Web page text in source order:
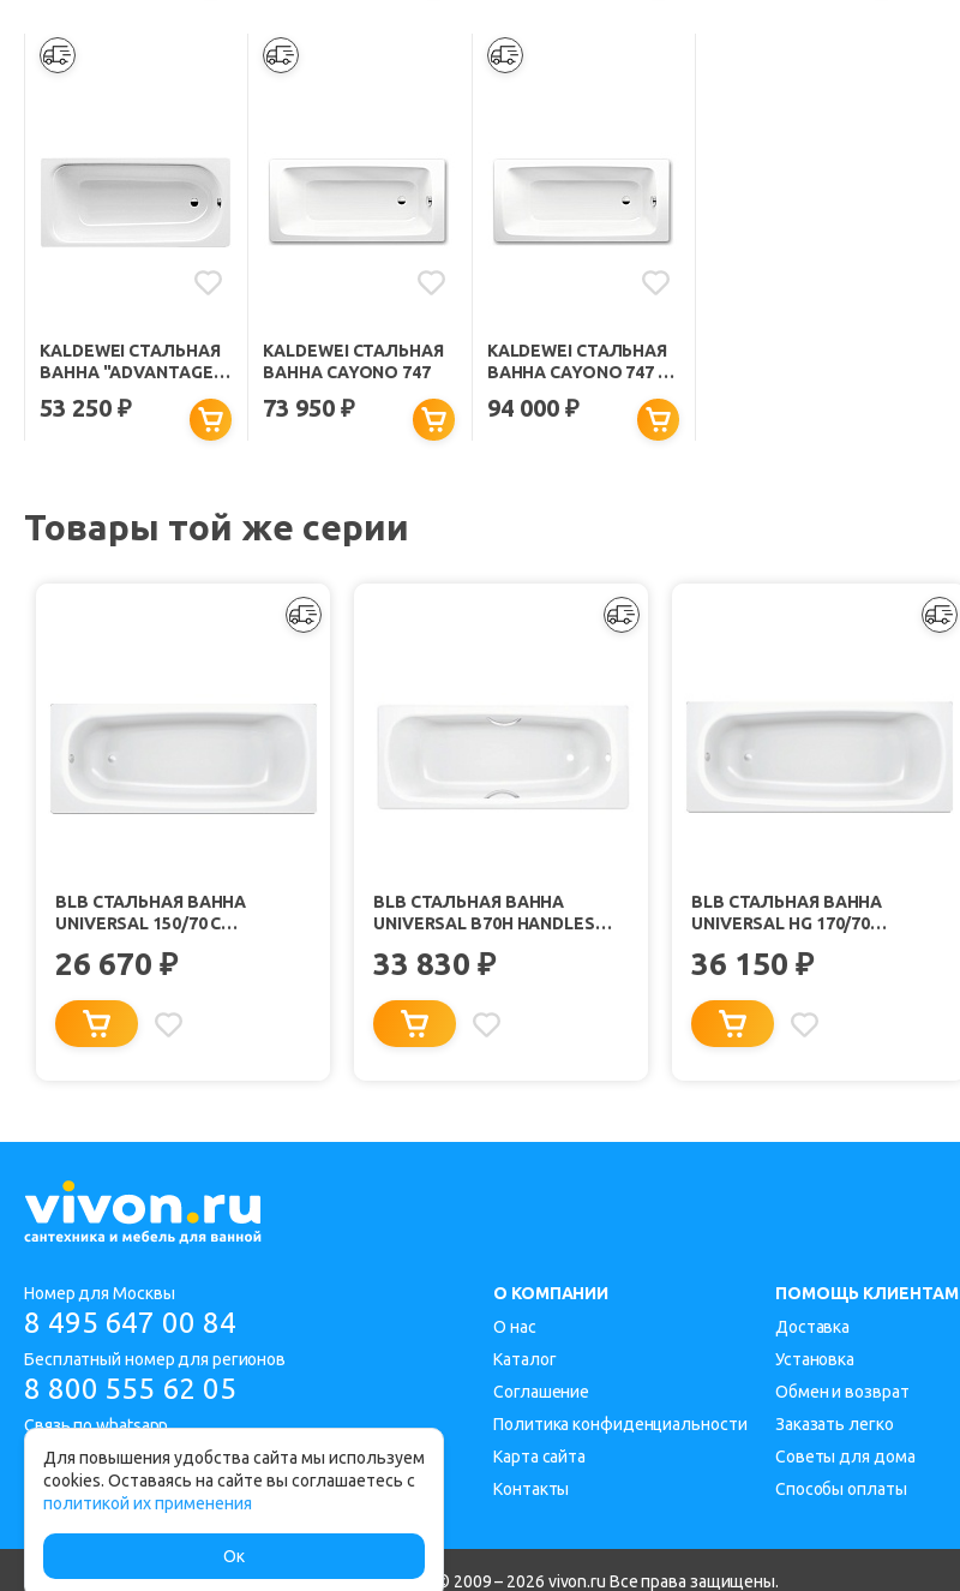
KALDEWEI СТАЛЬНАЯ
ВАННА "ADVANTAGE
53 250₽
KALDEWEI СТАЛЬНАЯ
ВАННА CAYONO 747
73 950₽
KALDEWEI СТАЛЬНАЯ
ВАННА CAYONO 747 С
CLEAN
94 000 ₽
Товары той же серии
BLB СТАЛЬНАЯ ВАННА
UNIVERSAL 150/70 С
B50HAH001 БЕЗ ОПОРЫ
26 670 ₽
BLB СТАЛЬНАЯ ВАННА
UNIVERSAL B70H HANDLES
БЕЗ ОПОРЫ
33 830 ₽
BLB СТАЛЬНАЯ ВАННА
UNIVERSAL HG 170/70
ШУМОИЗОЛЯЦИЕЙ БЕЗ
36 150 ₽
Номер для Москвы
8 495 647 00 84
Бесплатный номер для регионов
8 800 555 62 05
Связь по whatsapp
Адрес офиса: Москва, Дорожная улица 1
О КОМПАНИИ
О нас
Каталог
Соглашение
Политика конфиденциальности
Карта сайта
Контакты
ПОМОЩЬ КЛИЕНТАМ
Доставка
Установка
Обмен и возврат
Заказать легко
Советы для дома
Способы оплаты
Интернет-магазин сантехники и мебели для ванной © 2009 – 2026 vivon.ru Все права защищены.
Для повышения удобства сайта мы используем
cookies. Оставаясь на сайте вы соглашаетесь с
политикой их применения
Ок